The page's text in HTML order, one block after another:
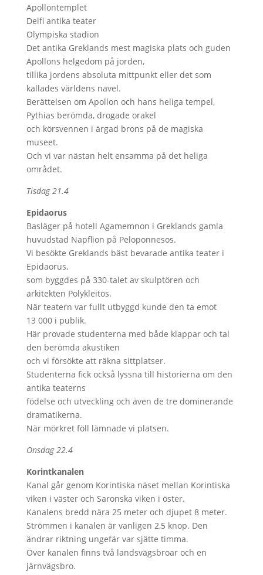
Apollontemplet
Delfi antika teater
Olympiska stadion
Det antika Greklands mest magiska plats och guden
Apollons helgedom på jorden,
tillika jordens absoluta mittpunkt eller det som
kallades världens navel.
Berättelsen om Apollon och hans heliga tempel,
Pythias berömda, drogade orakel
och körsvennen i ärgad brons på de magiska
museet.
Och vi var nästan helt ensamma på det heliga
området.
Tisdag 21.4
Epidaorus
Basläger på hotell Agamemnon i Greklands gamla
huvudstad Napflion på Peloponnesos.
Vi besökte Greklands bäst bevarade antika teater i
Epidaorus,
som byggdes på 330-talet av skulptören och
arkitekten Polykleitos.
När teatern var fullt utbyggd kunde den ta emot
13 000 i publik.
Här provade studenterna med både klappar och tal
den berömda akustiken
och vi försökte att räkna sittplatser.
Studenterna fick också lyssna till historierna om den
antika teaterns
födelse och utveckling och även de tre dominerande
dramatikerna.
När mörkret föll lämnade vi platsen.
Onsdag 22.4
Korintkanalen
Kanal går genom Korintiska näset mellan Korintiska
viken i väster och Saronska viken i öster.
Kanalens bredd nära 25 meter och djupet 8 meter.
Strömmen i kanalen är vanligen 2,5 knop. Den
ändrar riktning ungefär var sjätte timma.
Över kanalen finns två landsvägsbroar och en
järnvägsbro.